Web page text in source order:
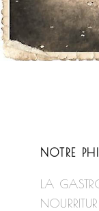
NOTRE
LA